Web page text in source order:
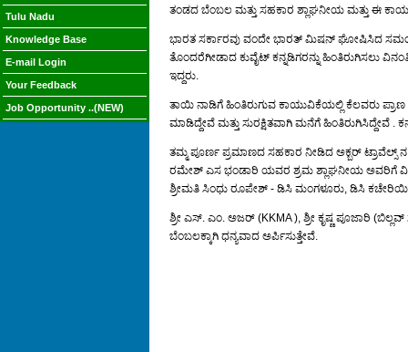
Tulu Nadu
Knowledge Base
E-mail Login
Your Feedback
Job Opportunity ..(NEW)
ತಂಡದ ಬೆಂಬಲ ಮತ್ತು ಸಹಕಾರ ಶ್ಲಾಘನೀಯ ಮತ್ತು ಈ
ಭಾರತ ಸರ್ಕಾರವು ವಂದೇ ಭಾರತ್ ಮಿಷನ್ ಘೋಷಿಸಿದ
ತೊಂದರೆಗೀಡಾದ ಕುವೈಟ್ ಕನ್ನಡಿಗರನ್ನು ಹಿಂತಿರುಗಿಸಲು
ಇದ್ದರು.
ತಾಯಿ ನಾಡಿಗೆ ಹಿಂತಿರುಗುವ ಕಾಯುವಿಕೆಯಲ್ಲಿ ಕೆಲವರು ಪ್ರಾಣ
ಮಾಡಿದ್ದೇವೆ ಮತ್ತು ಸುರಕ್ಷಿತವಾಗಿ ಮನೆಗೆ ಹಿಂತಿರುಗಿಸಿದ್ದೇವೆ .
ತಮ್ಮ ಪೂರ್ಣ ಪ್ರಮಾಣದ ಸಹಕಾರ ನೀಡಿದ ಅಕ್ಬರ್ ಟ್ರಾವೆಲ್ಸ್ ನ
ರಮೇಶ್ ಎಸ ಭಂಡಾರಿ ಯವರ ಶ್ರಮ ಶ್ಲಾಘನೀಯ ಅವರಿಗೆ ವಿಶೇಷ
ಶ್ರೀಮತಿ ಸಿಂಧು ರೂಪೇಶ್ - ಡಿಸಿ ಮಂಗಳೂರು, ಡಿಸಿ
ಶ್ರೀ ಎಸ್. ಎಂ. ಅಜರ್ (KKMA ), ಶ್ರೀ ಕೃಷ್ಣ ಪೂಜಾರಿ
ಬೆಂಬಲಕ್ಕಾಗಿ ಧನ್ಯವಾದ ಅರ್ಪಿಸುತ್ತೇವೆ.